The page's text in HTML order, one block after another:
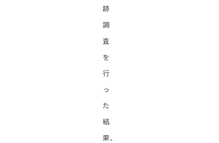
跡
調
査
を
行
っ
た
結
果、